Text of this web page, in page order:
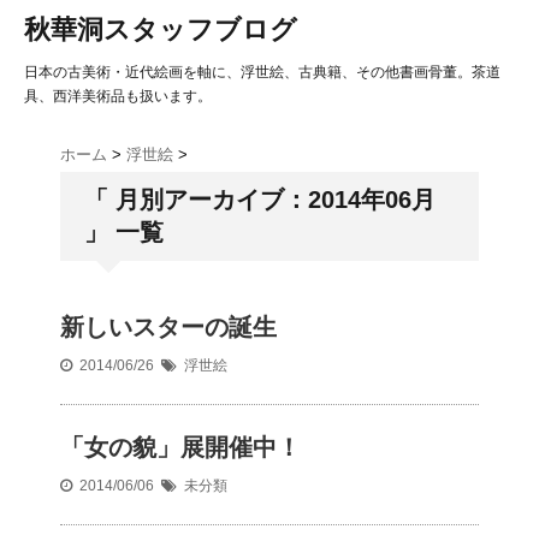
秋華洞スタッフブログ
日本の古美術・近代絵画を軸に、浮世絵、古典籍、その他書画骨董。茶道
具、西洋美術品も扱います。
ホーム > 浮世絵 >
「 月別アーカイブ：2014年06月
」 一覧
新しいスターの誕生
2014/06/26 浮世絵
「女の貌」展開催中！
2014/06/06 未分類